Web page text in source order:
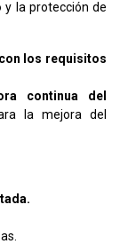
y la protección de
los requisitos
continua del
la mejora del